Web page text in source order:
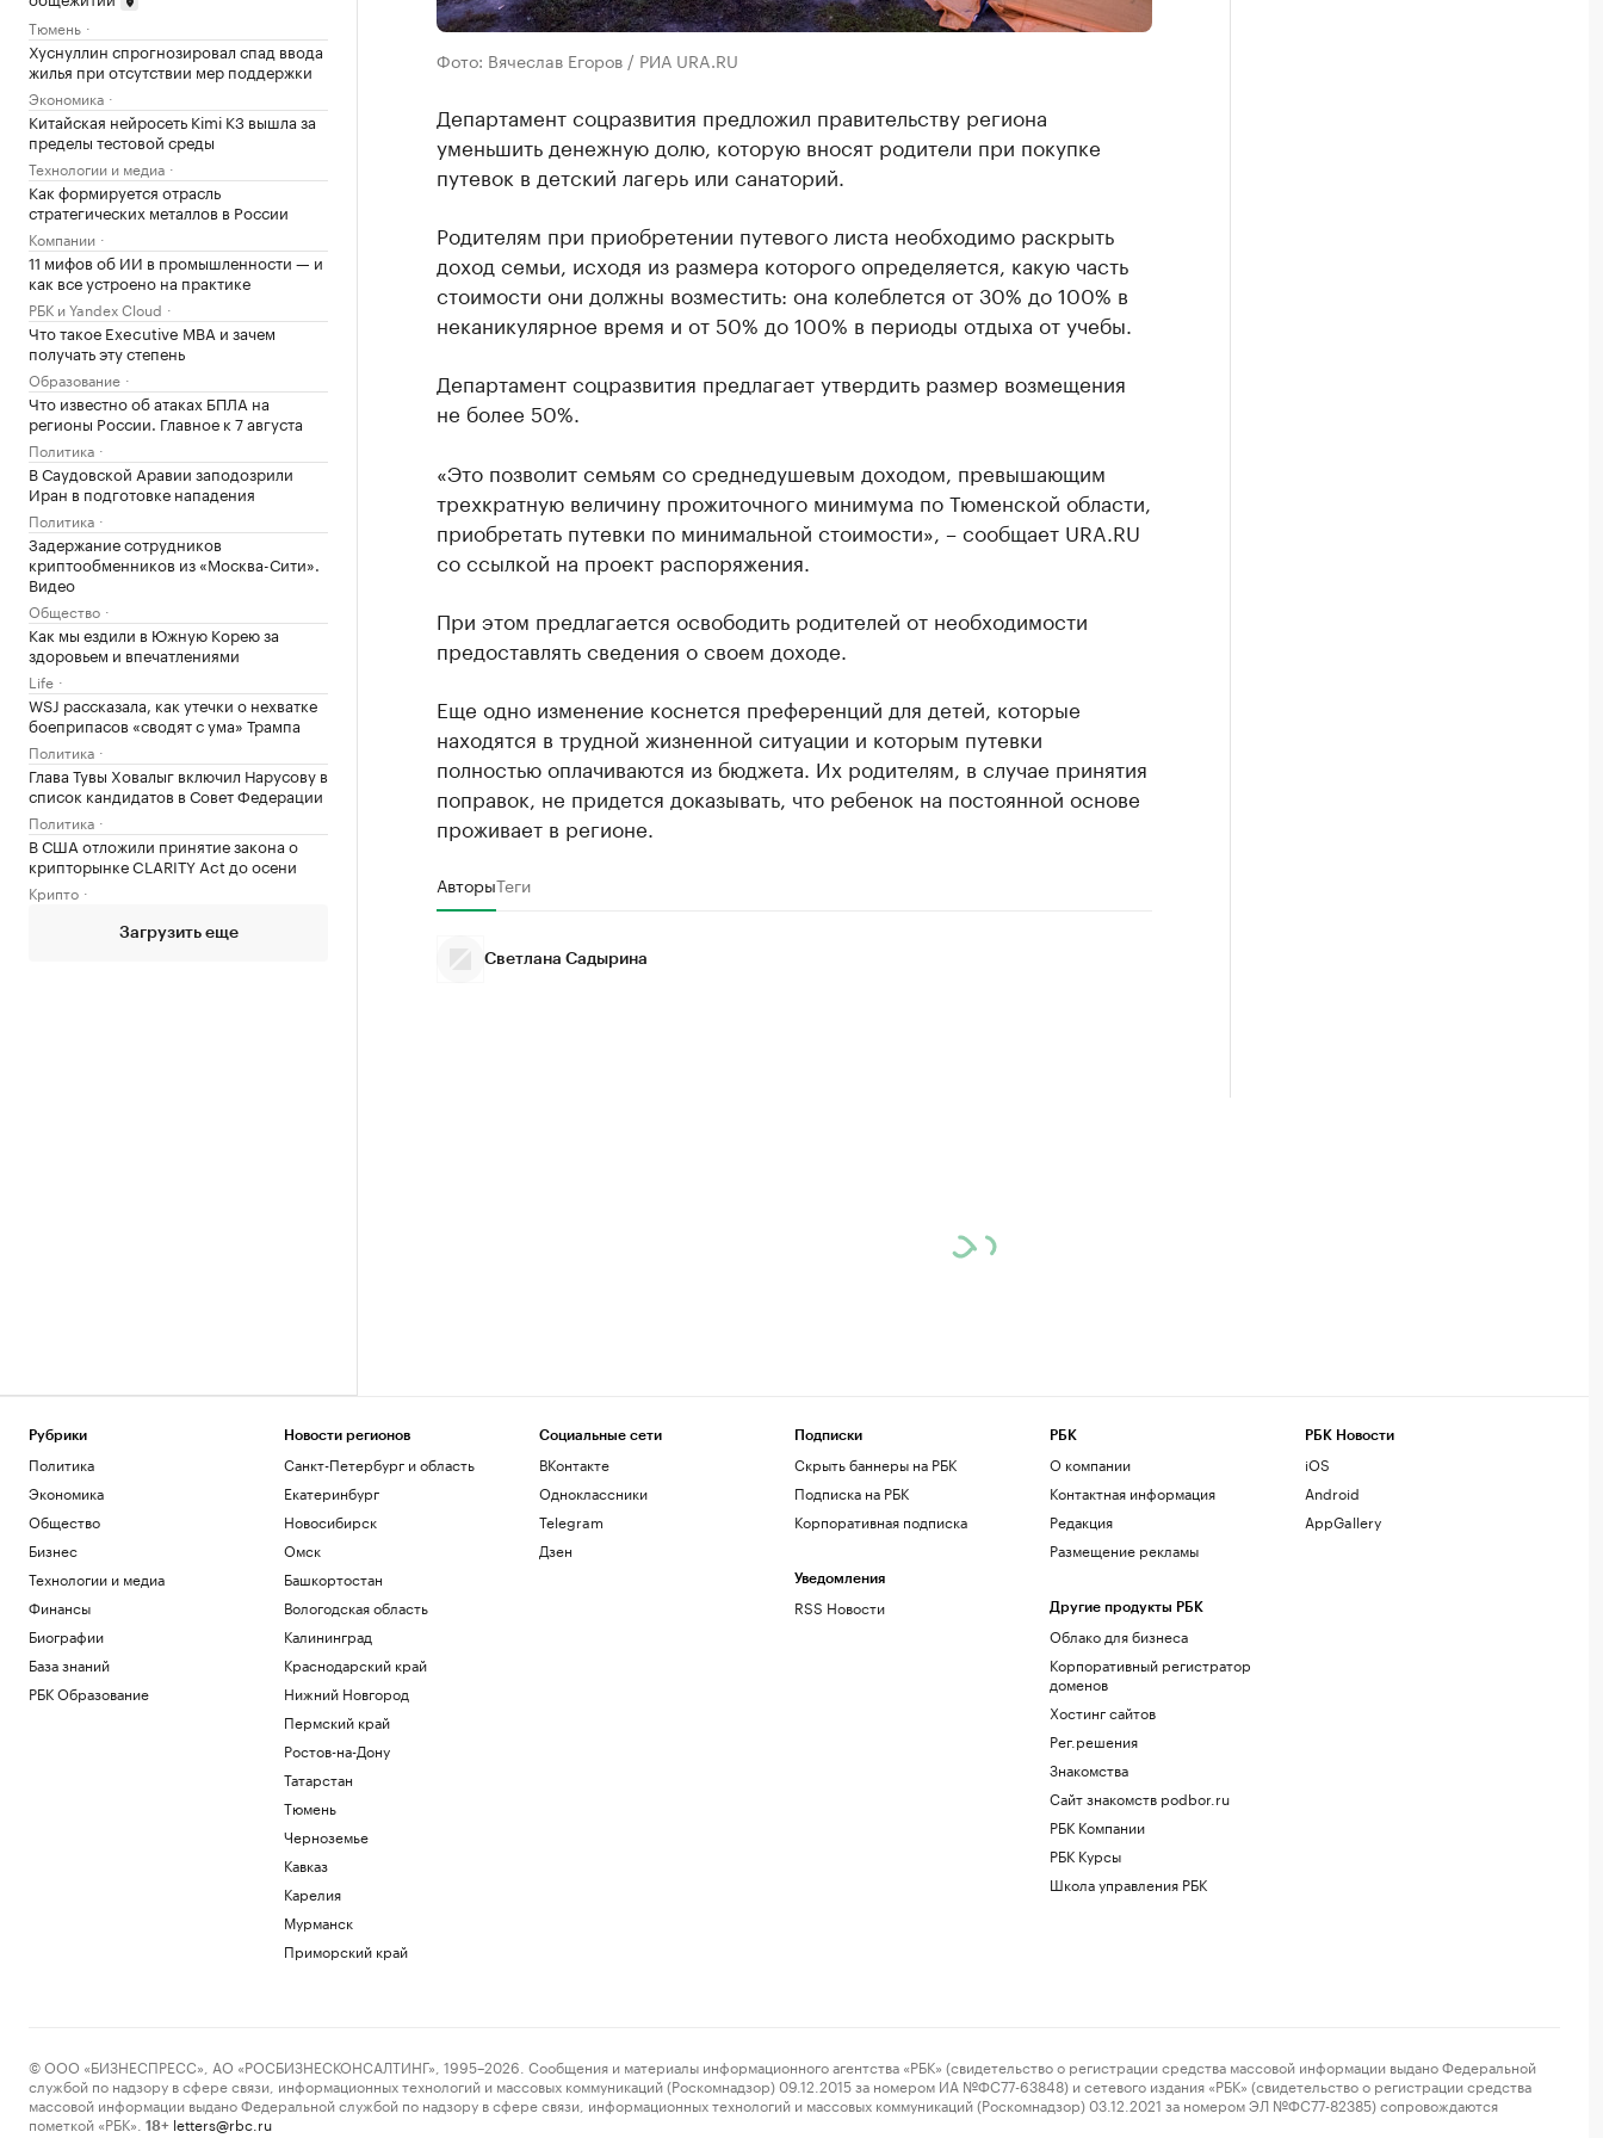
Тюмень
Хуснуллин спрогнозировал спад ввода
жилья при отсутствии мер поддержки
Экономика
Китайская нейросеть Kimi K3 вышла за
пределы тестовой среды
Технологии и медиа
Как формируется отрасль
стратегических металлов в России
Компании
11 мифов об ИИ в промышленности — и
как все устроено на практике
РБК и Yandex Cloud
Что такое Executive MBA и зачем
получать эту степень
Образование
Что известно об атаках БПЛА на
регионы России. Главное к 7 августа
Политика
В Саудовской Аравии заподозрили
Иран в подготовке нападения
Политика
Задержание сотрудников
криптообменников из «Москва-Сити».
Видео
Общество
Как мы ездили в Южную Корею за
здоровьем и впечатлениями
Life
WSJ рассказала, как утечки о нехватке
боеприпасов «сводят с ума» Трампа
Политика
Глава Тувы Ховалыг включил Нарусову в
список кандидатов в Совет Федерации
Политика
В США отложили принятие закона о
крипторынке CLARITY Act до осени
Крипто
Загрузить еще
Фото: Вячеслав Егоров / РИА URA.RU
Департамент соцразвития предложил правительству региона
уменьшить денежную долю, которую вносят родители при покупке
путевок в детский лагерь или санаторий.
Родителям при приобретении путевого листа необходимо раскрыть
доход семьи, исходя из размера которого определяется, какую часть
стоимости они должны возместить: она колеблется от 30% до 100% в
неканикулярное время и от 50% до 100% в периоды отдыха от учебы.
Департамент соцразвития предлагает утвердить размер возмещения
не более 50%.
«Это позволит семьям со среднедушевым доходом, превышающим
трехкратную величину прожиточного минимума по Тюменской области,
приобретать путевки по минимальной стоимости», – сообщает URA.RU
со ссылкой на проект распоряжения.
При этом предлагается освободить родителей от необходимости
предоставлять сведения о своем доходе.
Еще одно изменение коснется преференций для детей, которые
находятся в трудной жизненной ситуации и которым путевки
полностью оплачиваются из бюджета. Их родителям, в случае принятия
поправок, не придется доказывать, что ребенок на постоянной основе
проживает в регионе.
АвторыТеги
Светлана Садырина
Рубрики
Политика
Экономика
Общество
Бизнес
Технологии и медиа
Финансы
Биографии
База знаний
РБК Образование
Новости регионов
Санкт-Петербург и область
Екатеринбург
Новосибирск
Омск
Башкортостан
Вологодская область
Калининград
Краснодарский край
Нижний Новгород
Пермский край
Ростов-на-Дону
Татарстан
Тюмень
Черноземье
Кавказ
Карелия
Мурманск
Приморский край
Социальные сети
ВКонтакте
Одноклассники
Telegram
Дзен
Подписки
Скрыть баннеры на РБК
Подписка на РБК
Корпоративная подписка
Уведомления
RSS Новости
РБК
О компании
Контактная информация
Редакция
Размещение рекламы
Другие продукты РБК
Облако для бизнеса
Корпоративный регистратор
доменов
Хостинг сайтов
Рег.решения
Знакомства
Сайт знакомств podbor.ru
РБК Компании
РБК Курсы
Школа управления РБК
РБК Новости
iOS
Android
AppGallery
© ООО «БИЗНЕСПРЕСС», АО «РОСБИЗНЕСКОНСАЛТИНГ», 1995–2026. Сообщения и материалы информационного агентства «РБК» (свидетельство о регистрации средства массовой информации выдано Федеральной
службой по надзору в сфере связи, информационных технологий и массовых коммуникаций (Роскомнадзор) 09.12.2015 за номером ИА №ФС77-63848) и сетевого издания «РБК» (свидетельство о регистрации средства
массовой информации выдано Федеральной службой по надзору в сфере связи, информационных технологий и массовых коммуникаций (Роскомнадзор) 03.12.2021 за номером ЭЛ №ФС77-82385) сопровождаются
пометкой «РБК».
18+ letters@rbc.ru